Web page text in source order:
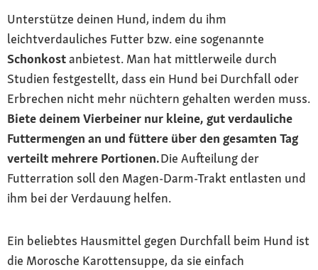
Unterstütze deinen Hund, indem du ihm
leichtverdauliches Futter bzw. eine sogenannte
Schonkostanbietest. Man hat mittlerweile durch
Studien festgestellt, dass ein Hund bei Durchfall oder
Erbrechen nicht mehr nüchtern gehalten werden muss.
Biete deinem Vierbeiner nur kleine, gut verdauliche
Futtermengen an und füttere über den gesamten Tag
verteilt mehrere Portionen.Die Aufteilung der
Futterration soll den Magen-Darm-Trakt entlasten und
ihm bei der Verdauung helfen.
Ein beliebtes Hausmittel gegen Durchfall beim Hund ist
die Morosche Karottensuppe, da sie einfach